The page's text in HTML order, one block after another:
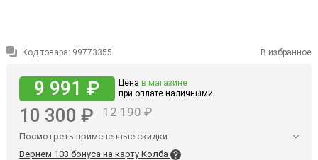
Код товара: 99773355 В избранное
9 991 ₽ Цена в магазине
при оплате наличными
10 300 ₽ 12 190 ₽
Посмотреть примененные скидки
Вернем 103 бонуса на карту Колба